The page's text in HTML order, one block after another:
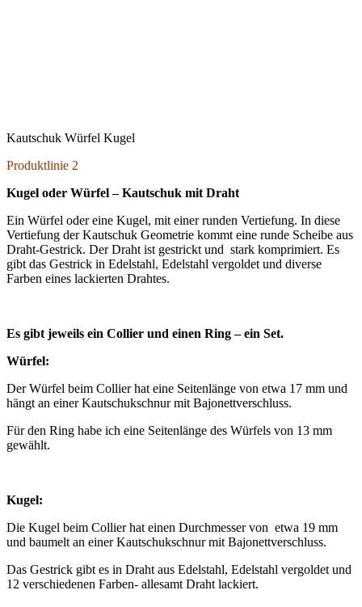
Kautschuk Würfel Kugel
Produktlinie 2
Kugel oder Würfel – Kautschuk mit Draht
Ein Würfel oder eine Kugel, mit einer runden Vertiefung. In diese
Vertiefung der Kautschuk Geometrie kommt eine runde Scheibe aus
Draht-Gestrick. Der Draht ist gestrickt und stark komprimiert. Es
gibt das Gestrick in Edelstahl, Edelstahl vergoldet und diverse
Farben eines lackierten Drahtes.
Es gibt jeweils ein Collier und einen Ring – ein Set.
Würfel:
Der Würfel beim Collier hat eine Seitenlänge von etwa 17 mm und
hängt an einer Kautschukschnur mit Bajonettverschluss.
Für den Ring habe ich eine Seitenlänge des Würfels von 13 mm
gewählt.
Kugel:
Die Kugel beim Collier hat einen Durchmesser von etwa 19 mm
und baumelt an einer Kautschukschnur mit Bajonettverschluss.
Das Gestrick gibt es in Draht aus Edelstahl, Edelstahl vergoldet und
12 verschiedenen Farben- allesamt Draht lackiert.